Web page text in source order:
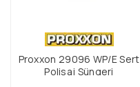
Proxxon 29096 WP/E Sert
Polisaj Süngeri